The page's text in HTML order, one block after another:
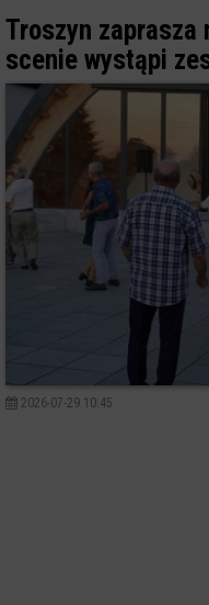
Troszyn zaprasza
scenie wystąpi
2026-07-29 10:45